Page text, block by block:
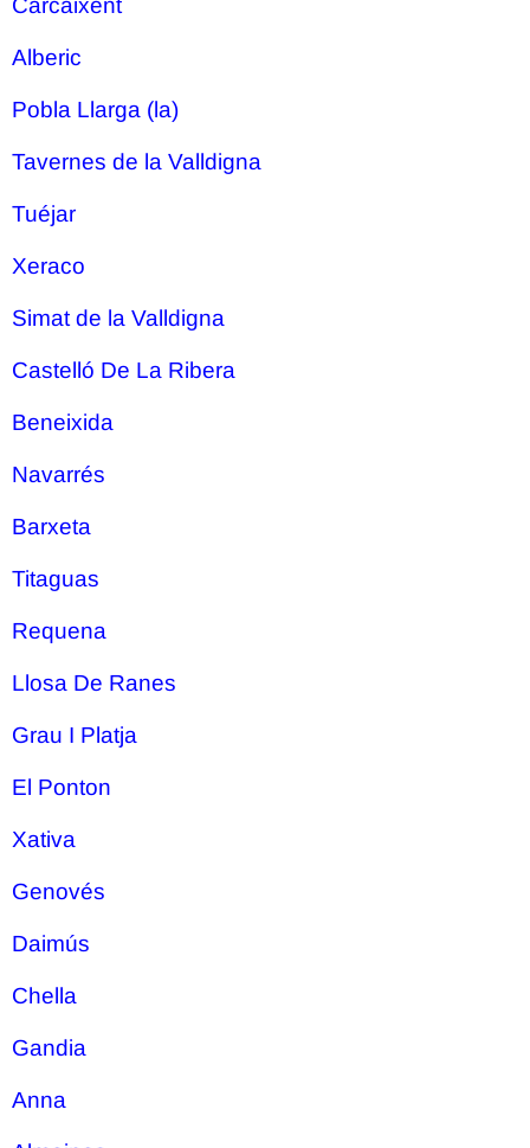
Carcaixent
Alberic
Pobla Llarga (la)
Tavernes de la Valldigna
Tuéjar
Xeraco
Simat de la Valldigna
Castelló De La Ribera
Beneixida
Navarrés
Barxeta
Titaguas
Requena
Llosa De Ranes
Grau I Platja
El Ponton
Xativa
Genovés
Daimús
Chella
Gandia
Anna